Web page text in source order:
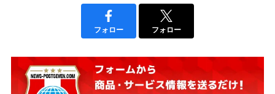
フォロー フォロー